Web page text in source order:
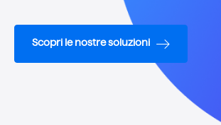
Scopri le nostre soluzioni